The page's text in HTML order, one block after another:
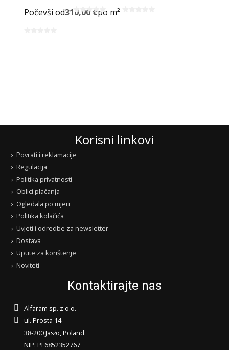
Počevši od310,00 €po m²
Korisni linkovi
Povrati i reklamacije
Regulacija
Politika privatnosti
Oblici plaćanja
Ogledala po mjeri
Politika kolačića
Uvjeti i odredbe za newsletter
Dostava
Upute za korištenje
Noviteti
Kontaktirajte nas
Alfaram sp. z o.o.
ul. Prosta 14
38-200 Jasło, Poland
NIP: PL6852352767